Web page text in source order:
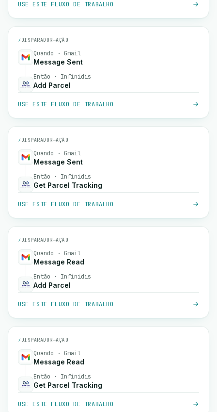
USE ESTE FLUXO DE TRABALHO
⚡ DISPARADOR→AÇÃO
Quando · Gmail
Message Sent
Então · Infinidis
Add Parcel
USE ESTE FLUXO DE TRABALHO
⚡ DISPARADOR→AÇÃO
Quando · Gmail
Message Sent
Então · Infinidis
Get Parcel Tracking
USE ESTE FLUXO DE TRABALHO
⚡ DISPARADOR→AÇÃO
Quando · Gmail
Message Read
Então · Infinidis
Add Parcel
USE ESTE FLUXO DE TRABALHO
⚡ DISPARADOR→AÇÃO
Quando · Gmail
Message Read
Então · Infinidis
Get Parcel Tracking
USE ESTE FLUXO DE TRABALHO